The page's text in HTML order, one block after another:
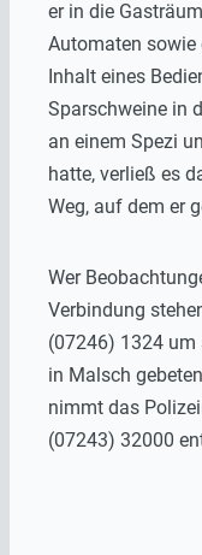
er in die
Automaten sowie
Inhalt eines
Sparschweine in
an einem Spezi
hatte, verließ es
Weg, auf dem er
Wer
Verbindung
(07246) 1324 um
in Malsch
nimmt das
(07243) 32000